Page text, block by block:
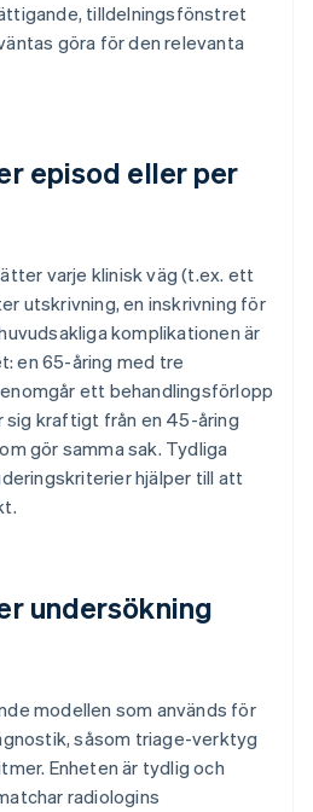
tilldelningsfönstret
göra för den relevanta
episod eller per
varje klinisk väg (t.ex. ett
utskrivning, en inskrivning för
komplikationen är
en 65-åring med tre
ett behandlingsförlopp
kraftigt från en 45-åring
gör samma sak. Tydliga
hjälper till att
undersökning
modellen som används för
såsom triage-verktyg
Enheten är tydlig och
radiologins